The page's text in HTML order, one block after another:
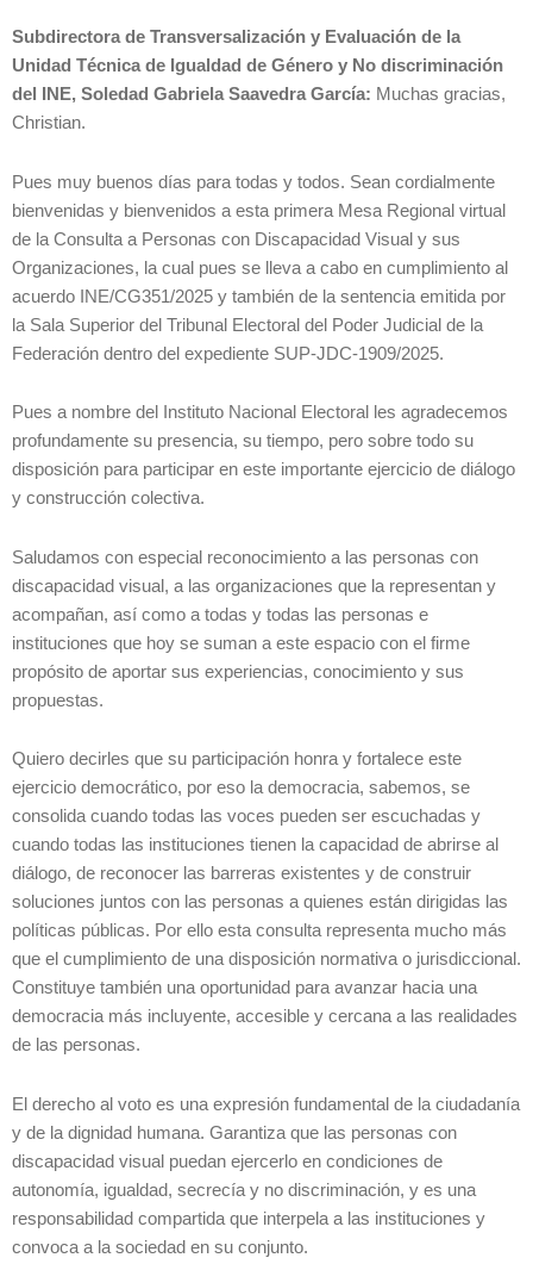
Subdirectora de Transversalización y Evaluación de la
Unidad Técnica de Igualdad de Género y No discriminación
del INE, Soledad Gabriela Saavedra García: Muchas gracias,
Christian.
Pues muy buenos días para todas y todos. Sean cordialmente
bienvenidas y bienvenidos a esta primera Mesa Regional virtual
de la Consulta a Personas con Discapacidad Visual y sus
Organizaciones, la cual pues se lleva a cabo en cumplimiento al
acuerdo INE/CG351/2025 y también de la sentencia emitida por
la Sala Superior del Tribunal Electoral del Poder Judicial de la
Federación dentro del expediente SUP-JDC-1909/2025.
Pues a nombre del Instituto Nacional Electoral les agradecemos
profundamente su presencia, su tiempo, pero sobre todo su
disposición para participar en este importante ejercicio de diálogo
y construcción colectiva.
Saludamos con especial reconocimiento a las personas con
discapacidad visual, a las organizaciones que la representan y
acompañan, así como a todas y todas las personas e
instituciones que hoy se suman a este espacio con el firme
propósito de aportar sus experiencias, conocimiento y sus
propuestas.
Quiero decirles que su participación honra y fortalece este
ejercicio democrático, por eso la democracia, sabemos, se
consolida cuando todas las voces pueden ser escuchadas y
cuando todas las instituciones tienen la capacidad de abrirse al
diálogo, de reconocer las barreras existentes y de construir
soluciones juntos con las personas a quienes están dirigidas las
políticas públicas. Por ello esta consulta representa mucho más
que el cumplimiento de una disposición normativa o jurisdiccional.
Constituye también una oportunidad para avanzar hacia una
democracia más incluyente, accesible y cercana a las realidades
de las personas.
El derecho al voto es una expresión fundamental de la ciudadanía
y de la dignidad humana. Garantiza que las personas con
discapacidad visual puedan ejercerlo en condiciones de
autonomía, igualdad, secrecía y no discriminación, y es una
responsabilidad compartida que interpela a las instituciones y
convoca a la sociedad en su conjunto.